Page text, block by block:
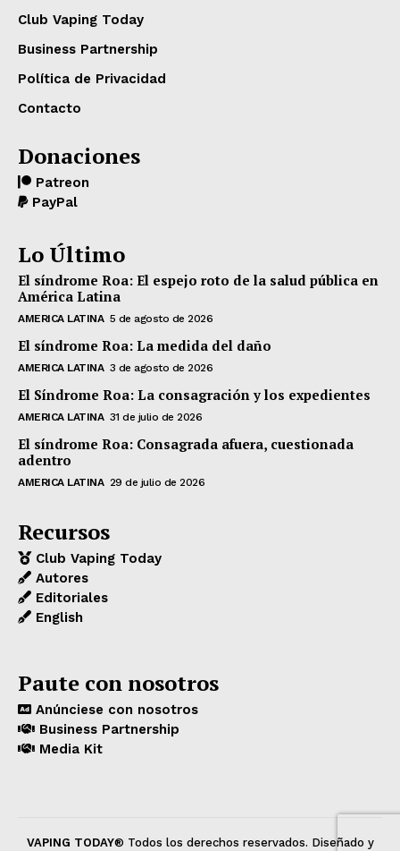
Club Vaping Today
Business Partnership
Política de Privacidad
Contacto
Donaciones
Patreon
PayPal
Lo Último
El síndrome Roa: El espejo roto de la salud pública en
América Latina
AMERICA LATINA 5 de agosto de 2026
El síndrome Roa: La medida del daño
AMERICA LATINA 3 de agosto de 2026
El Síndrome Roa: La consagración y los expedientes
AMERICA LATINA 31 de julio de 2026
El síndrome Roa: Consagrada afuera, cuestionada
adentro
AMERICA LATINA 29 de julio de 2026
Recursos
Club Vaping Today
Autores
Editoriales
English
Paute con nosotros
Anúnciese con nosotros
Business Partnership
Media Kit
VAPING TODAY® Todos los derechos reservados. Diseñado y